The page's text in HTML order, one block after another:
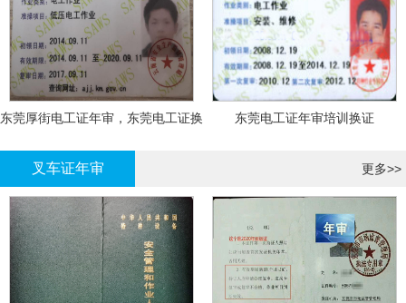
东莞厚街电工证年审，东莞电工证换
东莞电工证年审培训换证
叉车证年审 更多>>